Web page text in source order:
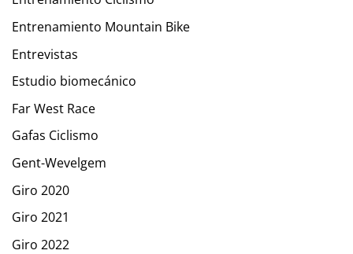
Entrenamiento Mountain Bike
Entrevistas
Estudio biomecánico
Far West Race
Gafas Ciclismo
Gent-Wevelgem
Giro 2020
Giro 2021
Giro 2022